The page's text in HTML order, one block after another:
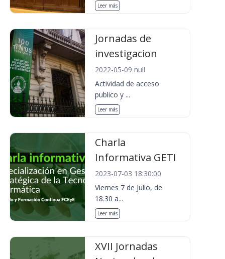
Leer más
Jornadas de
investigacion
2022-05-09 null
Actividad de acceso
publico y ...
Leer más
Charla
Informativa GETI
2023-07-03 18:30:00
Viernes 7 de Julio, de
18.30 a...
Leer más
XVII Jornadas